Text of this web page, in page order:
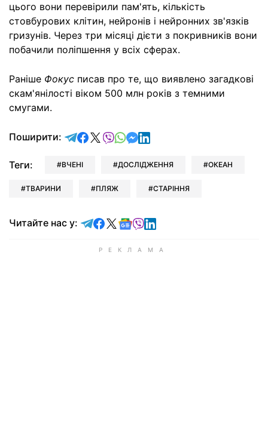
цього вони перевірили пам'ять, кількість
стовбурових клітин, нейронів і нейронних зв'язків
гризунів. Через три місяці дієти з покривників вони
побачили поліпшення у всіх сферах.
Раніше Фокус писав про те, що виявлено загадкові
скам'янілості віком 500 млн років з темними
смугами.
Поширити: відправити у Telegram
поділитись у Facebook
поділитись у X
відправити у Viber
відправити у Whatsapp
відправити у Messenger
відправити у LinkedIn
Теги: ВЧЕНІ ДОСЛІДЖЕННЯ ОКЕАН
ТВАРИНИ ПЛЯЖ СТАРІННЯ
Читайте нас у: Читайте у Telegram
Читайте у Facebook
Читайте у X
Читайте у Google news
Читайте у Viber
Читайте у LinkedIn